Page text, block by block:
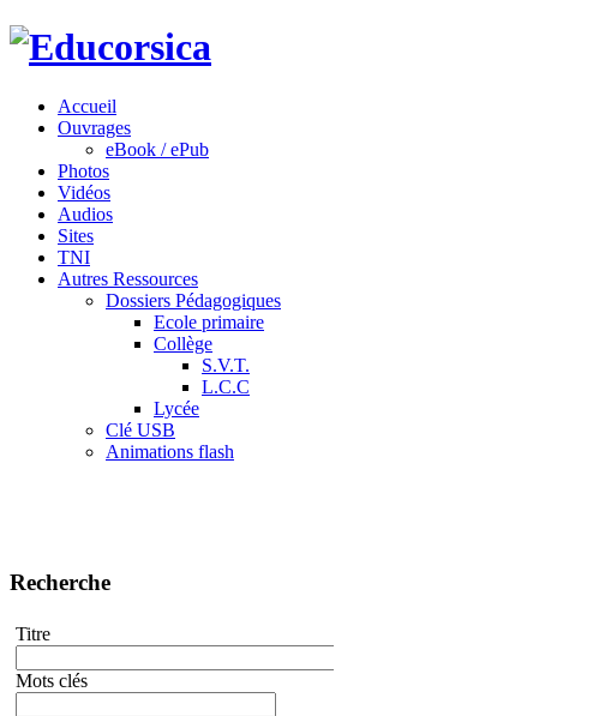
Accueil
Ouvrages
eBook / ePub
Photos
Vidéos
Audios
Sites
TNI
Autres Ressources
Dossiers Pédagogiques
Ecole primaire
Collège
S.V.T.
L.C.C
Lycée
Clé USB
Animations flash
Recherche
Titre
Mots clés